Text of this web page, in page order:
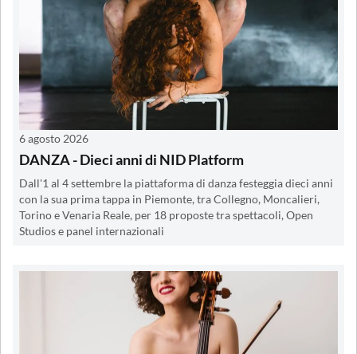
6 agosto 2026
DANZA - Dieci anni di NID Platform
Dall'1 al 4 settembre la piattaforma di danza festeggia dieci anni
con la sua prima tappa in Piemonte, tra Collegno, Moncalieri,
Torino e Venaria Reale, per 18 proposte tra spettacoli, Open
Studios e panel internazionali